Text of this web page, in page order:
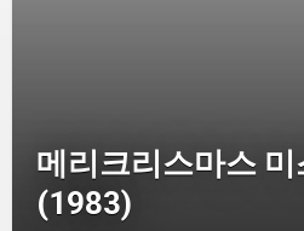
메리크리스마스
(1983)